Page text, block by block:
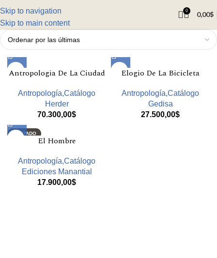
Skip to navigation
Skip to main content
0 0,00$
Antropologia De La Ciudad
Antropología,Catálogo
Herder
70.300,00$
Elogio De La Bicicleta
Antropología,Catálogo
Gedisa
27.500,00$
AGOTADO
El Hombre
Antropología,Catálogo
Ediciones Manantial
17.900,00$